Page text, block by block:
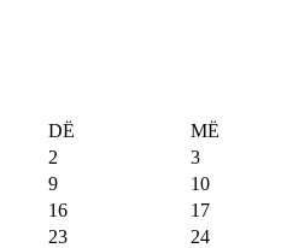
DË
MË
2
3
9
10
16
17
23
24